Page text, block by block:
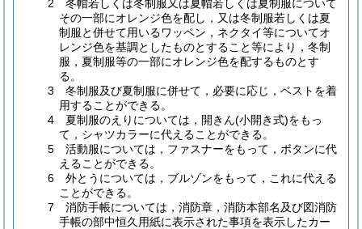
2 冬帽若しくは冬制服又は夏帽若しくは夏制服について
その一部にオレンジ色を配し，又は冬制服若しくは夏
制服と併せて用いるワッペン，ネクタイ等についてオ
レンジ色を基調としたものとすること等により，冬制
服，夏制服等の一部にオレンジ色を配するものとす
る。
3 冬制服及び夏制服に併せて，必要に応じ，ベストを着
用することができる。
4 夏制服のえりについては，開きん(小開き式)をもっ
て，シャツカラーに代えることができる。
5 活動服については，ファスナーをもって，ボタンに代
えることができる。
6 外とうについては，ブルゾンをもって，これに代える
ことができる。
7 消防手帳については，消防章，消防本部名及び図消防
手帳の部中恒久用紙に表示された事項を表示したカー